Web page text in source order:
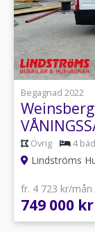
Begagnad 2022
Övrig 4
Lindströms
fr. 4 723 kr/mån
749 000 kr